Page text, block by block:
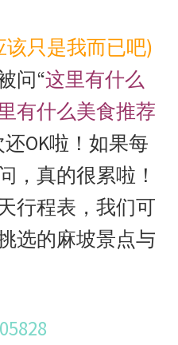
该只是我而已吧)
问“这里有什么
有什么美食推荐
OK啦！如果每
，真的很累啦！
行程表，我们可
选的麻坡景点与